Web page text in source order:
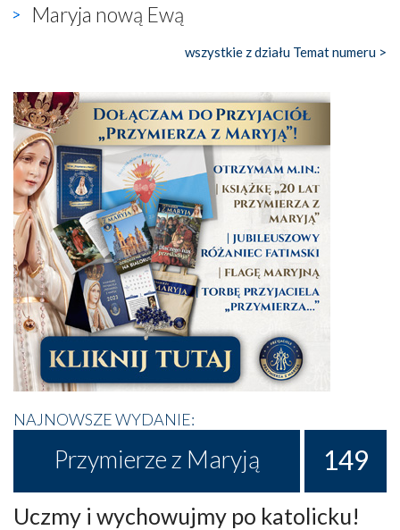
Maryja nową Ewą
wszystkie z działu Temat numeru >
NAJNOWSZE WYDANIE:
Przymierze z Maryją 149
Uczmy i wychowujmy po katolicku!